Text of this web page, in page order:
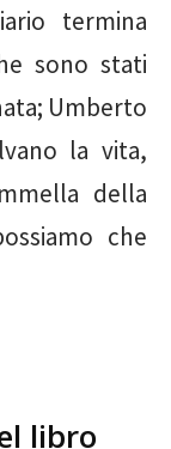
termina
sono stati
Umberto
la vita,
della
che
libro